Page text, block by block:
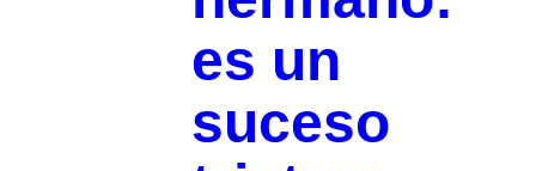
es un
suceso